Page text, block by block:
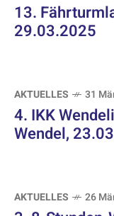
13.
29.03.2025
AKTUELLES 31
4. IKK
Wendel,
AKTUELLES 26